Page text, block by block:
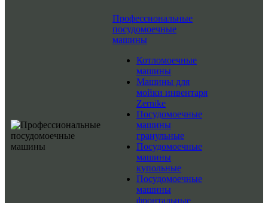
Профессиональные
посудомоечные
машины
Котломоечные
машины
Машины для
мойки инвентаря
Zernike
Посудомоечные
машины
гранульные
Посудомоечные
машины
купольные
Посудомоечные
машины
фронтальные